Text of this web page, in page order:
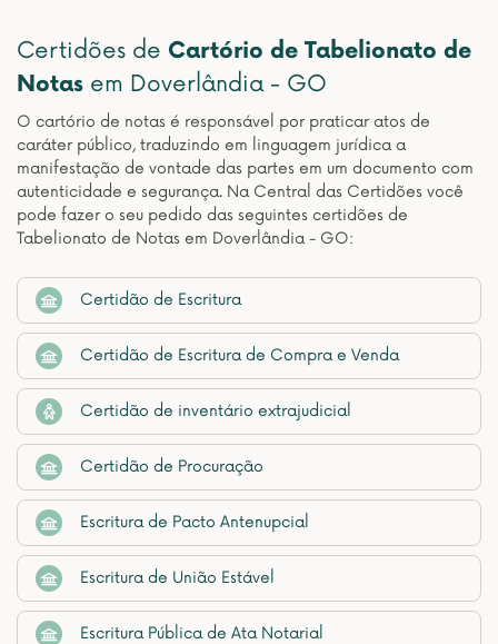
Certidões de Cartório de Tabelionato de
Notas em Doverlândia - GO
O cartório de notas é responsável por praticar atos de
caráter público, traduzindo em linguagem jurídica a
manifestação de vontade das partes em um documento com
autenticidade e segurança. Na Central das Certidões você
pode fazer o seu pedido das seguintes certidões de
Tabelionato de Notas em Doverlândia - GO:
Certidão de Escritura
Certidão de Escritura de Compra e Venda
Certidão de inventário extrajudicial
Certidão de Procuração
Escritura de Pacto Antenupcial
Escritura de União Estável
Escritura Pública de Ata Notarial